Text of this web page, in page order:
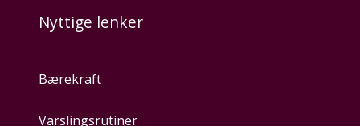
Nyttige lenker
Bærekraft
Varslingsrutiner